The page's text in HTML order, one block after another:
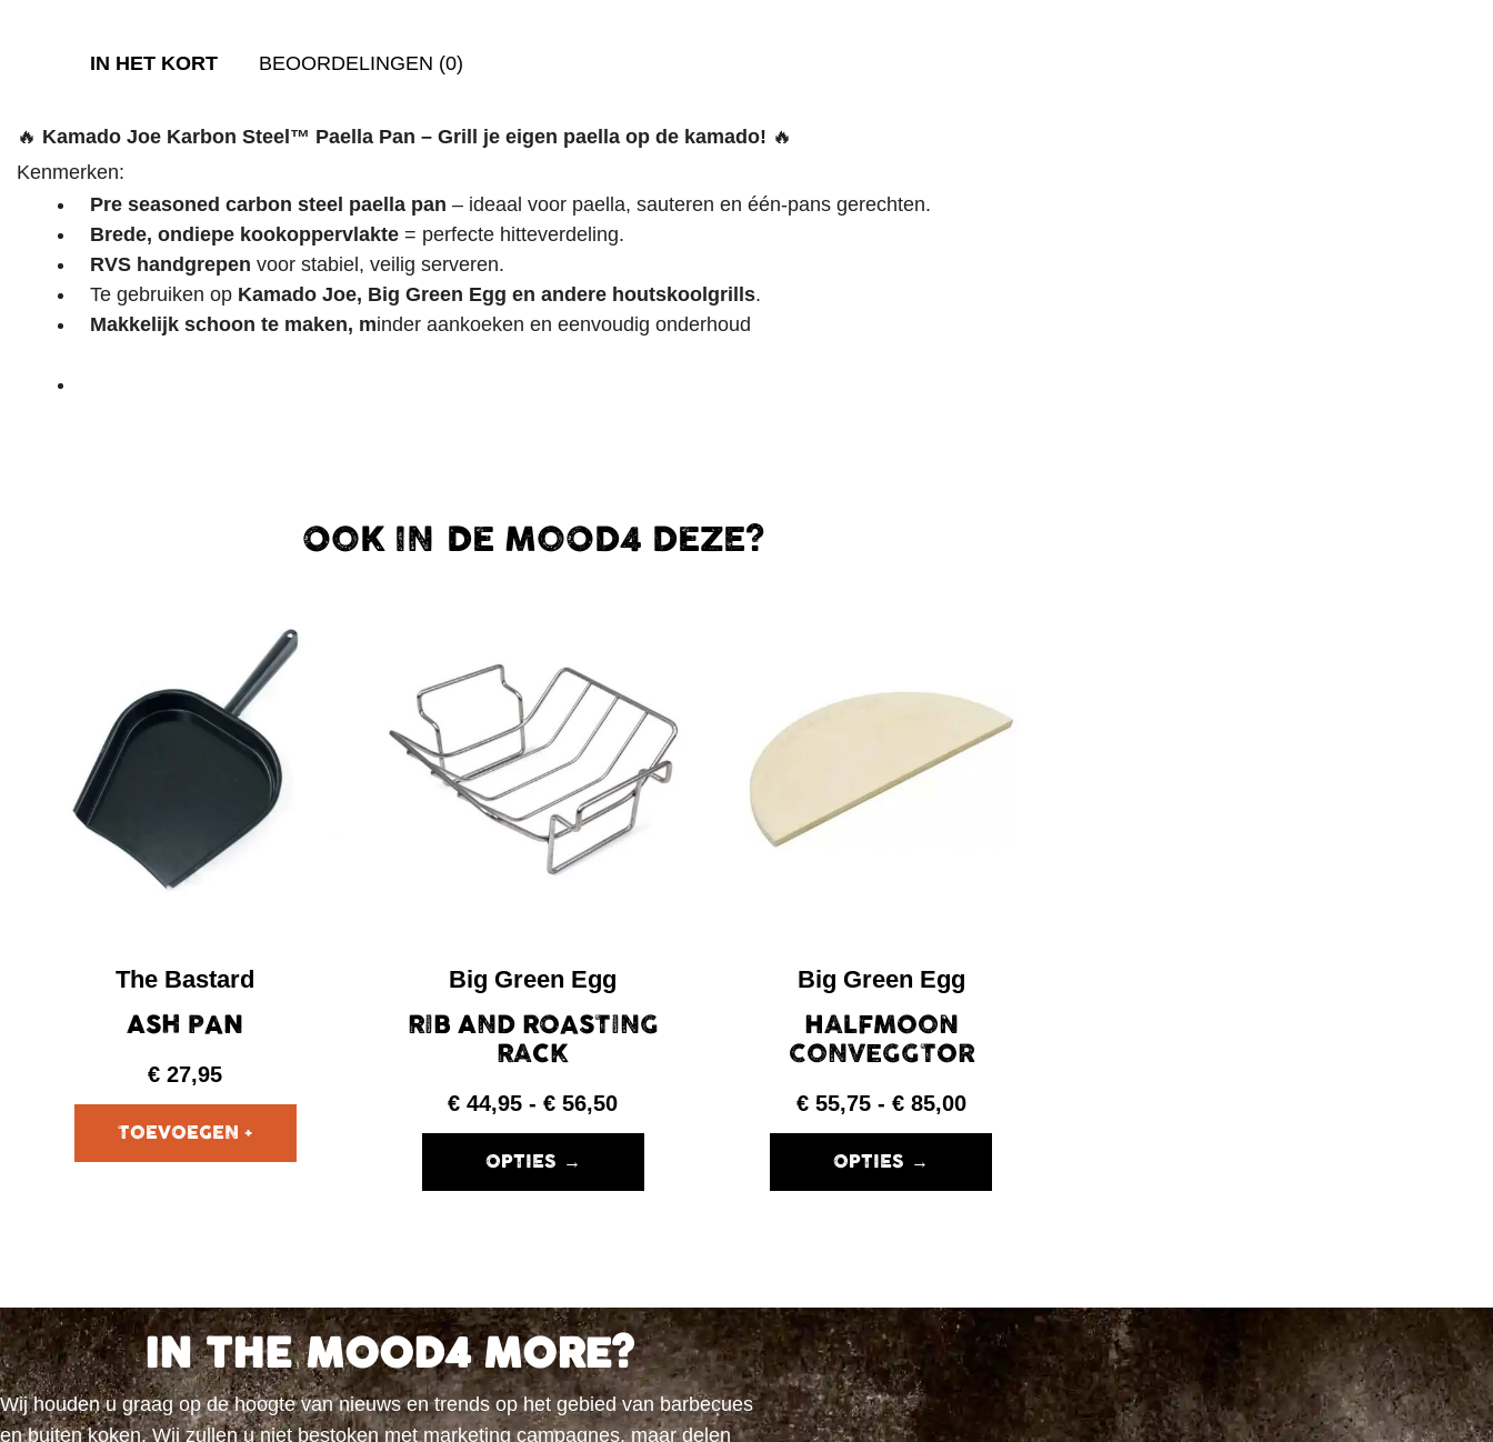
IN HET KORT BEOORDELINGEN (0)
🔥 Kamado Joe Karbon Steel™ Paella Pan – Grill je eigen paella op de kamado! 🔥
Kenmerken:
Pre seasoned carbon steel paella pan – ideaal voor paella, sauteren en één-pans gerechten.
Brede, ondiepe kookoppervlakte = perfecte hitteverdeling.
RVS handgrepen voor stabiel, veilig serveren.
Te gebruiken op Kamado Joe, Big Green Egg en andere houtskoolgrills.
Makkelijk schoon te maken, minder aankoeken en eenvoudig onderhoud
OOK IN DE MOOD4 DEZE?
The Bastard
ASH PAN
€ 27,95
Big Green Egg
RIB AND ROASTING
RACK
€ 44,95 - € 56,50
OPTIES →
Big Green Egg
HALFMOON
CONVEGGTOR
€ 55,75 - € 85,00
OPTIES →
IN THE MOOD4 MORE?
Wij houden u graag op de hoogte van nieuws en trends op het gebied van barbecues
en buiten koken. Wij zullen u niet bestoken met marketing campagnes, maar delen